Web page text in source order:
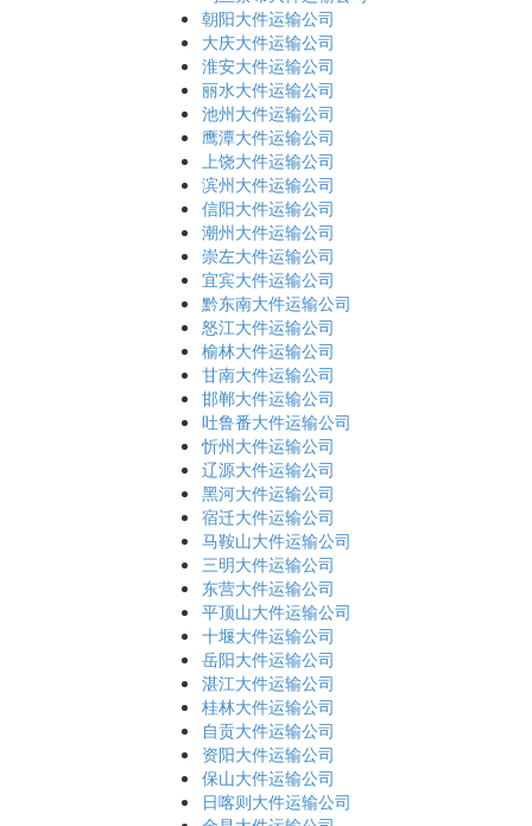
朝阳大件运输公司
大庆大件运输公司
淮安大件运输公司
丽水大件运输公司
池州大件运输公司
鹰潭大件运输公司
上饶大件运输公司
滨州大件运输公司
信阳大件运输公司
潮州大件运输公司
崇左大件运输公司
宜宾大件运输公司
黔东南大件运输公司
怒江大件运输公司
榆林大件运输公司
甘南大件运输公司
邯郸大件运输公司
吐鲁番大件运输公司
忻州大件运输公司
辽源大件运输公司
黑河大件运输公司
宿迁大件运输公司
马鞍山大件运输公司
三明大件运输公司
东营大件运输公司
平顶山大件运输公司
十堰大件运输公司
岳阳大件运输公司
湛江大件运输公司
桂林大件运输公司
自贡大件运输公司
资阳大件运输公司
保山大件运输公司
日喀则大件运输公司